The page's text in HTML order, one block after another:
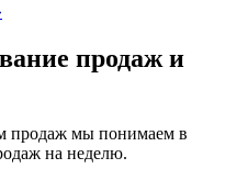
продаж и
продаж мы понимаем в
на неделю.